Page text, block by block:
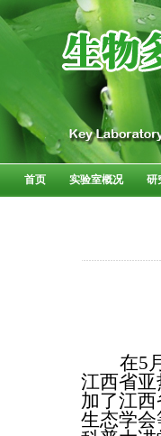
首页 实验室概况 研
在5月
江西省
加了江
生态学会